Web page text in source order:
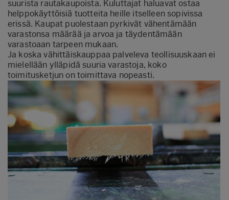
suurista rautakaupoista. Kuluttajat haluavat ostaa
helppokäyttöisiä tuotteita heille itselleen sopivissa
erissä. Kaupat puolestaan pyrkivät vähentämään
varastonsa määrää ja arvoa ja täydentämään
varastoaan tarpeen mukaan.
Ja koska vähittäiskauppaa palveleva teollisuuskaan ei
mielellään ylläpidä suuria varastoja, koko
toimitusketjun on toimittava nopeasti.